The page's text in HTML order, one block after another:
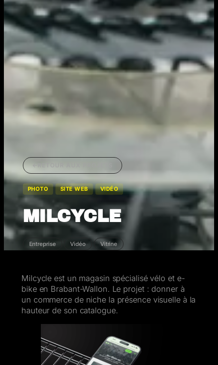
PHOTO SITE WEB VIDÉO
MILCYCLE
Entreprise Vidéo Vitrine
Milcycle est un magasin spécialisé vélo et e-
bike en Brabant-Wallon. Le projet : donner à
un commerce de niche la présence visuelle à la
hauteur de son catalogue.